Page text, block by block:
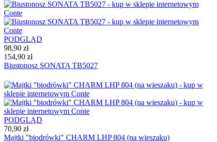
PODGLĄD
98,90 zł
154,90 zł
Biustonosz SONATA TB5027
PODGLĄD
70,90 zł
Majtki "biodrówki" CHARM LHP 804 (na wieszaku)